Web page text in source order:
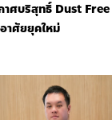
าศบริสุทธิ์ Dust Free
าศัยยุคใหม่